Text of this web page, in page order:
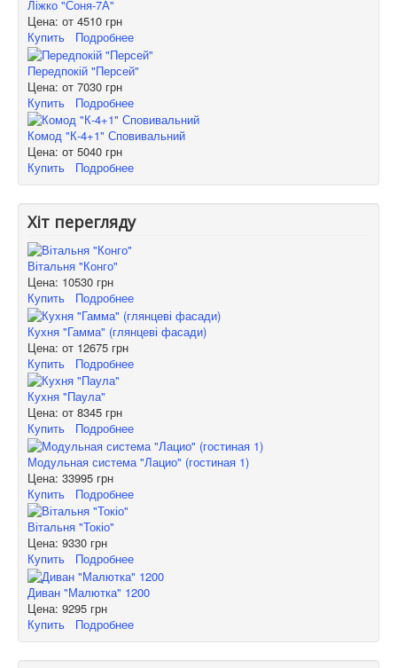
Ліжко "Соня-7А"
Цена: от 4510 грн
Купить
Подробнее
Передпокій "Персей"
Цена: от 7030 грн
Купить
Подробнее
Комод "К-4+1" Сповивальний
Цена: от 5040 грн
Купить
Подробнее
Хіт перегляду
Вітальня "Конго"
Цена: 10530 грн
Купить
Подробнее
Кухня "Гамма" (глянцеві фасади)
Цена: от 12675 грн
Купить
Подробнее
Кухня "Паула"
Цена: от 8345 грн
Купить
Подробнее
Модульная система "Лацио" (гостиная 1)
Цена: 33995 грн
Купить
Подробнее
Вітальня "Токіо"
Цена: 9330 грн
Купить
Подробнее
Диван "Малютка" 1200
Цена: 9295 грн
Купить
Подробнее